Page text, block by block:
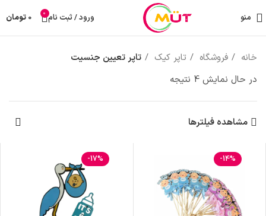
منو ورود / ثبت نام 0
0 تومان
خانه فروشگاه تاپر کیک
تاپر تعیین جنسیت
در حال نمایش 4 نتیجه
مشاهده فیلترها
-14%
-17%